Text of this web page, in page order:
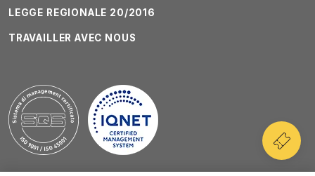
LEGGE REGIONALE 20/2016
TRAVAILLER AVEC NOUS